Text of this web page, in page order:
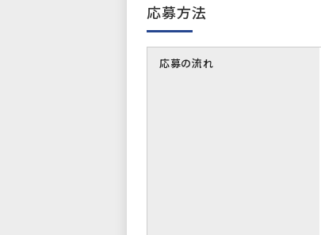
応募方法
応募の流れ